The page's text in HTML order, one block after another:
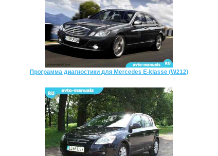
Программа диагностики для Mercedes E-klasse (W212)